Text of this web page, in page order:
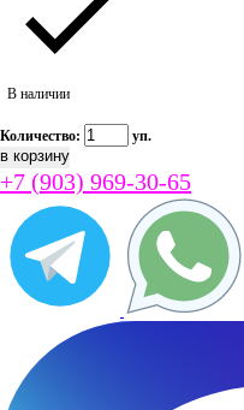
В наличии
Количество: уп.
+7 (903) 969-30-65